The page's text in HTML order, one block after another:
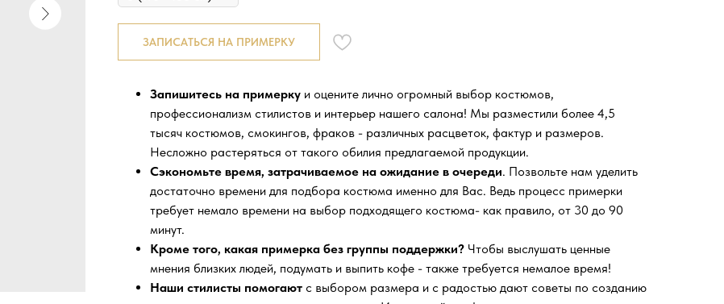
ЗАПИСАТЬСЯ НА ПРИМЕРКУ
Запишитесь на примерку и оцените лично огромный выбор костюмов,
профессионализм стилистов и интерьер нашего салона! Мы разместили более 4,5
тысяч костюмов, смокингов, фраков - различных расцветок, фактур и размеров.
Несложно растеряться от такого обилия предлагаемой продукции.
Сэкономьте время, затрачиваемое на ожидание в очереди. Позвольте нам уделить
достаточно времени для подбора костюма именно для Вас. Ведь процесс примерки
требует немало времени на выбор подходящего костюма- как правило, от 30 до 90
минут.
Кроме того, какая примерка без группы поддержки? Чтобы выслушать ценные
мнения близких людей, подумать и выпить кофе - также требуется немалое время!
Наши стилисты помогают с выбором размера и с радостью дают советы по созданию